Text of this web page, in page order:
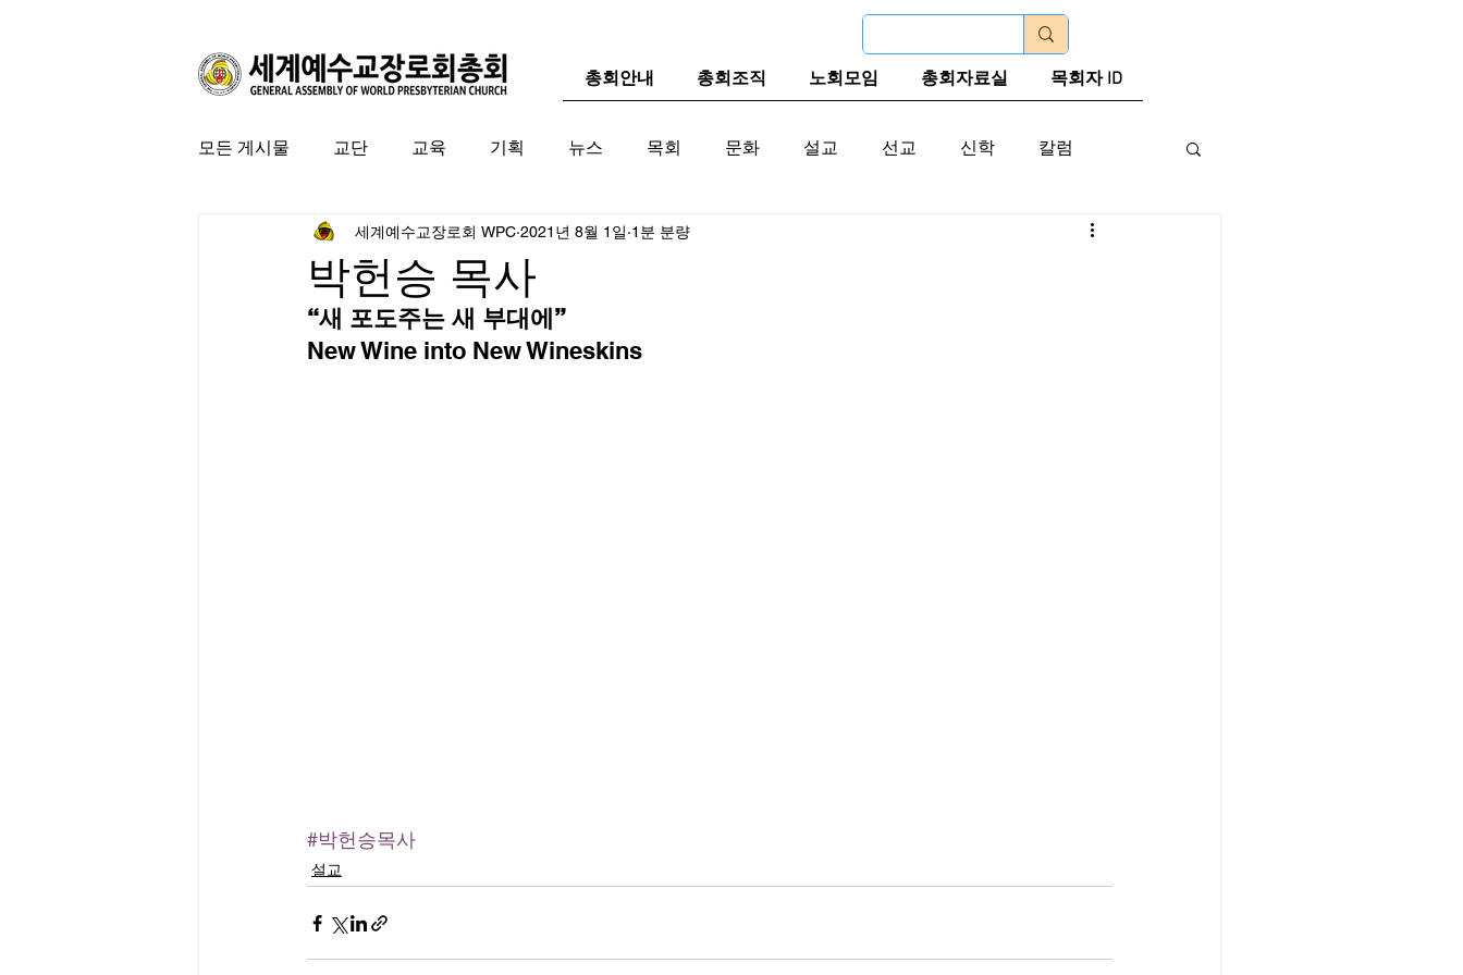
총회안내 총회조직 노회모임 총회자료실 목회자 ID
모든 게시물 교단 교육 기획 뉴스 목회 문화 설교 선교 신학 칼럼
특집 미국 교계 한국 교계 교단역사
박헌승 목사
세계예수교장로회 WPC 2021년 8월 1일 1분 분량
“새 포도주는 새 부대에”
New Wine into New Wineskins
#박헌승목사
설교